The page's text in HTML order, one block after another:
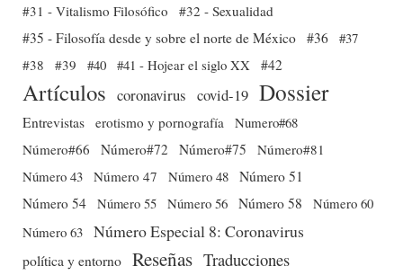
#31 - Vitalismo Filosófico
#32 - Sexualidad
#35 - Filosofía desde y sobre el norte de México #36 #37
#38
#39 #40 #41 - Hojear el siglo XX #42
Artículos coronavirus covid-19 Dossier
Entrevistas erotismo y pornografía
Numero#68
Número#66
Número#72 Número#75
Número#81
Número 43 Número 47 Número 48 Número 51
Número 54 Número 55 Número 56 Número 58
Número 60
Número 63 Número Especial 8: Coronavirus
política y entorno Reseñas Traducciones